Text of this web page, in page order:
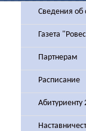
Сведения об
Газета
Партнерам
Расписание
Абитуриенту